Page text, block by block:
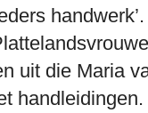
uit die Maria